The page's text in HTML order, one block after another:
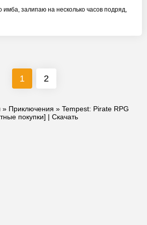
имба, залипаю на несколько часов подряд,
1 2
» Приключения » Tempest: Pirate RPG
покупки] | Скачать